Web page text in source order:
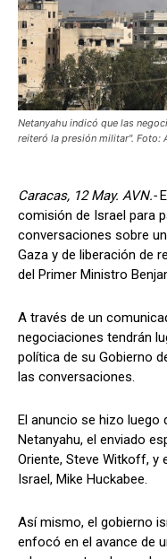
Netanyahu indicó que las
reiteró la presión militar". Foto:
Caracas, 12 May. AVN.-
comisión de Israel para
conversaciones sobre
Gaza y de liberación de
del Primer Ministro
A través de un
negociaciones tendrán
política de su Gobierno
las conversaciones.
El anuncio se hizo luego
Netanyahu, el enviado
Oriente, Steve Witkoff, y
Israel, Mike Huckabee.
Así mismo, el gobierno
enfocó en el avance de